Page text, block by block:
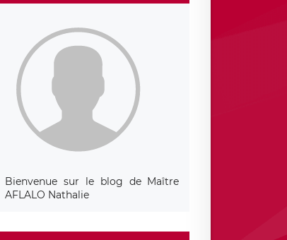
Bienvenue sur le blog de Maître
AFLALO Nathalie